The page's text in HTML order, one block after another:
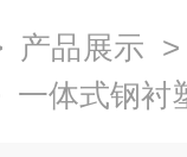
产品展示
一体式钢衬